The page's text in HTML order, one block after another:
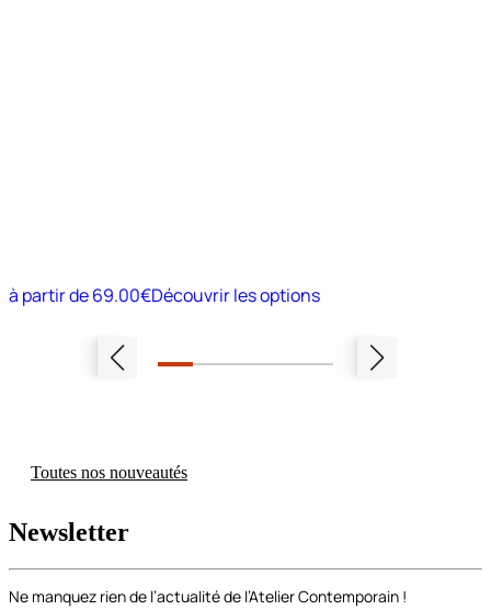
à partir de69.00€Découvrir les options
Toutes nos nouveautés
Newsletter
Ne manquez rien de l’actualité de l’Atelier Contemporain !